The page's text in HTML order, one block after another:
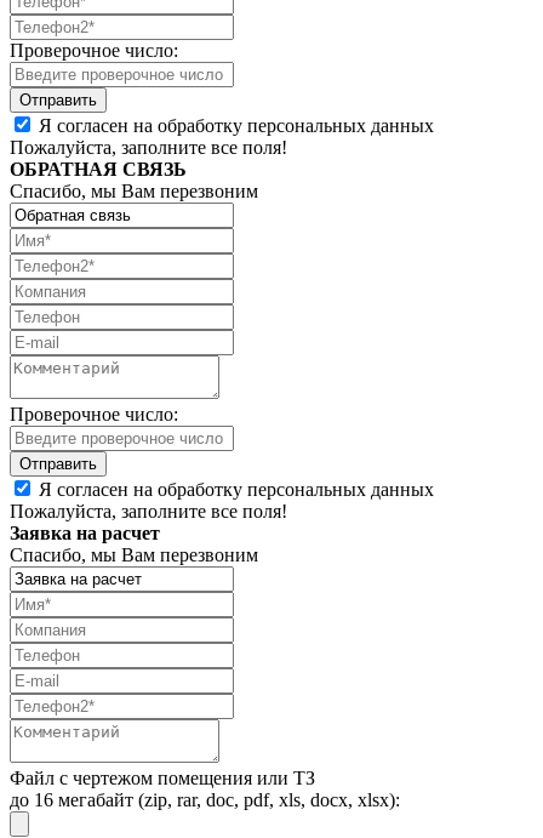
Проверочное число:
Я согласен на обработку персональных данных
Пожалуйста, заполните все поля!
ОБРАТНАЯ СВЯЗЬ
Спасибо, мы Вам перезвоним
Проверочное число:
Я согласен на обработку персональных данных
Пожалуйста, заполните все поля!
Заявка на расчет
Спасибо, мы Вам перезвоним
Файл с чертежом помещения или ТЗ
до 16 мегабайт (zip, rar, doc, pdf, xls, docx, xlsx):